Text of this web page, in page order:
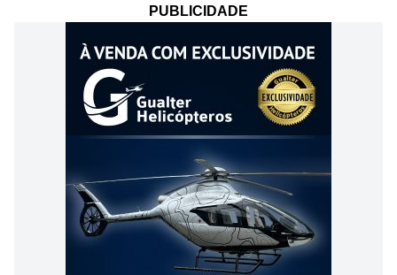
PUBLICIDADE